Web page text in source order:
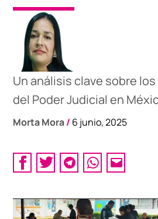
Un análisis clave sobre
del Poder Judicial en
Morta Mora/ 6 junio, 2025